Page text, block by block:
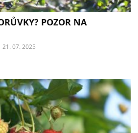
POZOR NA
21. 07. 2025